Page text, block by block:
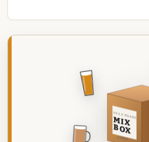
DEZE MAAND
MIX
BOX
8 BIEREN